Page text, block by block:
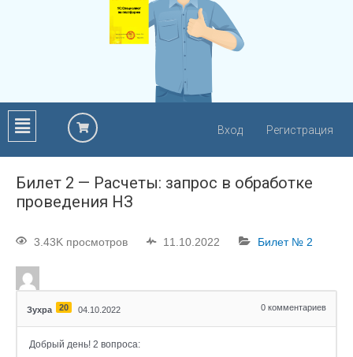
Вход Регистрация
Билет 2 — Расчеты: запрос в обработке
проведения НЗ
3.43K просмотров 11.10.2022 Билет № 2
Зухра 20 04.10.2022 0 комментариев
Добрый день! 2 вопроса: